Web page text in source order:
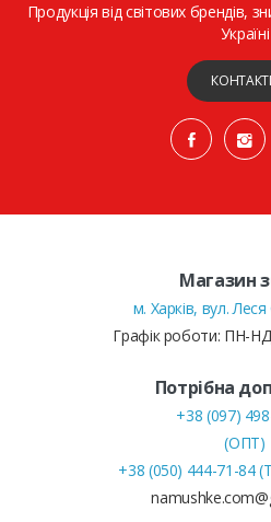
Продукція від світових брендів,
Україні
Магазин
м. Харків, вул.
Графік роботи: ПН-
Потрібна
+38 (097)
(ОПТ)
+38 (050) 444-71-84